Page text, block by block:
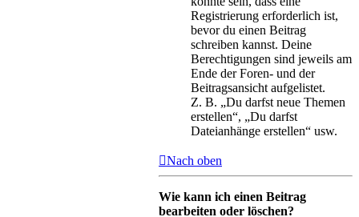
Registrierung erforderlich ist,
bevor du einen Beitrag
schreiben kannst. Deine
Berechtigungen sind jeweils am
Ende der Foren- und der
Beitragsansicht aufgelistet.
Z. B. „Du darfst neue Themen
erstellen“, „Du darfst
Dateianhänge erstellen“ usw.
Nach oben
Wie kann ich einen Beitrag
bearbeiten oder löschen?